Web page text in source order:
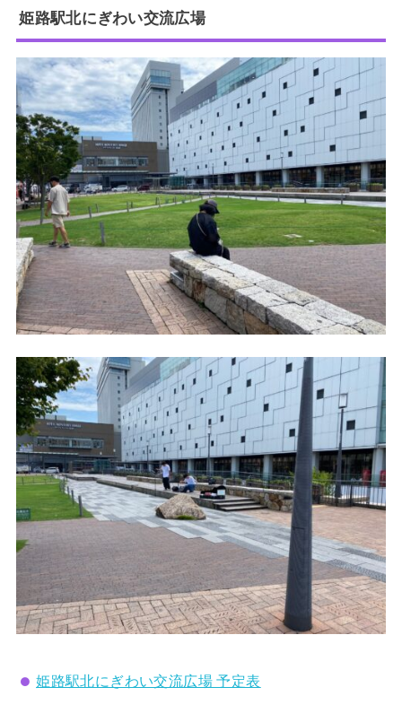
姫路駅北にぎわい交流広場
姫路駅北にぎわい交流広場 予定表